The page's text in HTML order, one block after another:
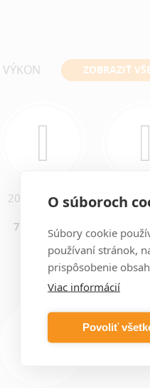
ZOBRAZIŤ
2000×456×75
772,44 XXX
O súboroch
Súbory cookie
používaní stránok,
prispôsobenie
Viac informácií
Povoliť